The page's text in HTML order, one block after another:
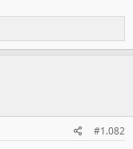
#1.082